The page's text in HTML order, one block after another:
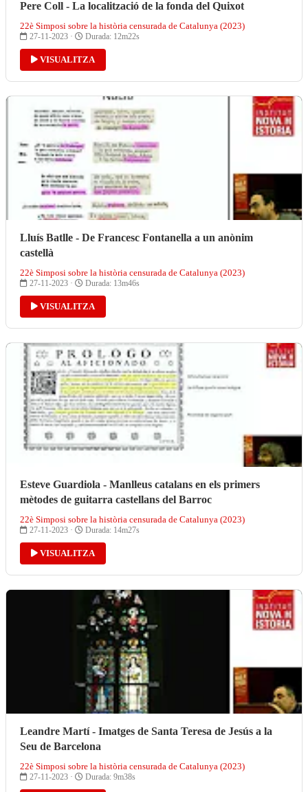
Pere Coll - La localització de la fonda del Quixot
22è Simposi sobre la història censurada de Catalunya (2023)
27-11-2023 · Durada: 12m22s
VISUALITZA
Lluís Batlle - De Francesc Fontanella a un anònim
castellà
22è Simposi sobre la història censurada de Catalunya (2023)
27-11-2023 · Durada: 13m46s
VISUALITZA
Esteve Guardiola - Manlleus catalans en els primers
mètodes de guitarra castellans del Barroc
22è Simposi sobre la història censurada de Catalunya (2023)
27-11-2023 · Durada: 14m27s
VISUALITZA
Leandre Martí - Imatges de Santa Teresa de Jesús a la
Seu de Barcelona
22è Simposi sobre la història censurada de Catalunya (2023)
27-11-2023 · Durada: 9m38s